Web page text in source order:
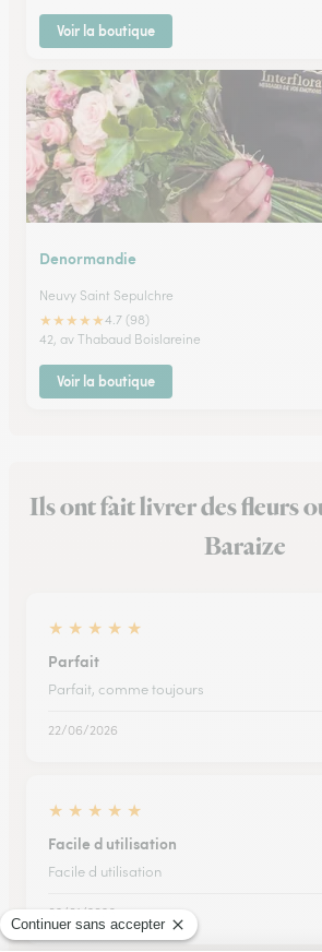
Voir la boutique
Denormandie
Neuvy Saint Sepulchre
★★★★★4.7 (98)
42, av Thabaud Boislareine
Voir la boutique
Ils ont fait livrer des fleurs
Baraize
★ ★ ★ ★ ★
Parfait
Parfait, comme toujours
22/06/2026
★ ★ ★ ★ ★
Facile d utilisation
Facile d utilisation
02/01/2026